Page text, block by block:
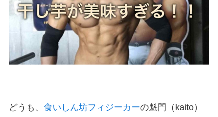
どうも、 食いしん坊フィジーカーの魁門（kaito）